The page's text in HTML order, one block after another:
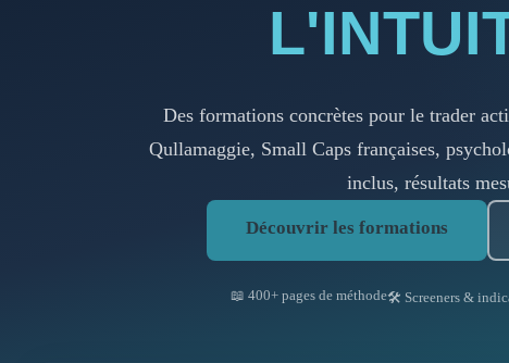
Des formations concrètes pour le trader
Qullamaggie, Small Caps françaises,
inclus, résultats
Découvrir les formations
📖 400+ pages de méthode🛠️ Screeners &